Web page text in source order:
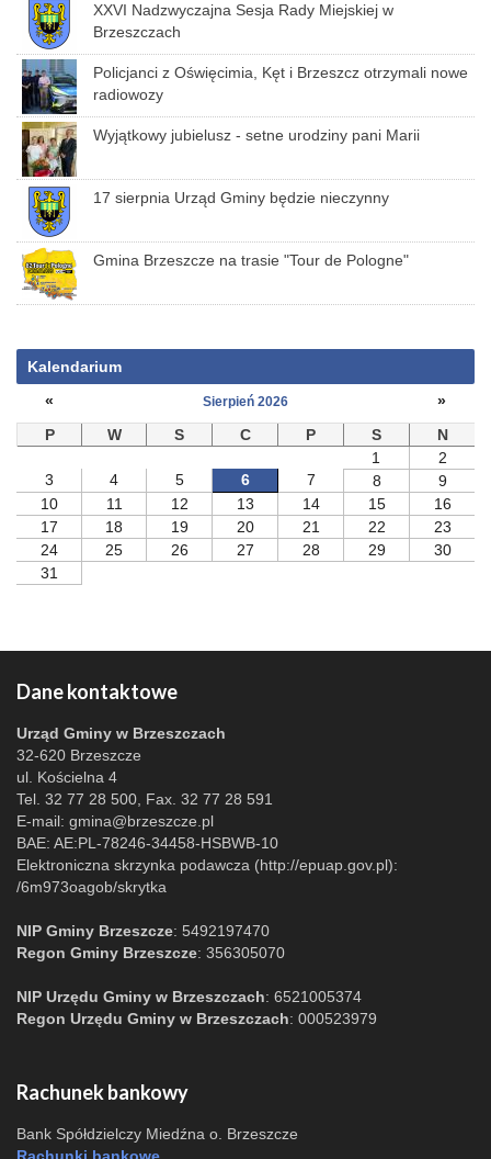
XXVI Nadzwyczajna Sesja Rady Miejskiej w
Brzeszczach
Policjanci z Oświęcimia, Kęt i Brzeszcz otrzymali nowe
radiowozy
Wyjątkowy jubielusz - setne urodziny pani Marii
17 sierpnia Urząd Gminy będzie nieczynny
Gmina Brzeszcze na trasie "Tour de Pologne"
Kalendarium
«
Sierpień 2026
»
P
W S C P S
N
1
2
3
4 5 6 7 8
9
10
11 12 13 14 15
16
17
18 19 20 21 22
23
24
25 26 27 28 29
30
31
Dane kontaktowe
Urząd Gminy w Brzeszczach
32-620 Brzeszcze
ul. Kościelna 4
Tel. 32 77 28 500, Fax. 32 77 28 591
E-mail: gmina@brzeszcze.pl
BAE: AE:PL-78246-34458-HSBWB-10
Elektroniczna skrzynka podawcza (http://epuap.gov.pl):
/6m973oagob/skrytka
NIP Gminy Brzeszcze: 5492197470
Regon Gminy Brzeszcze: 356305070
NIP Urzędu Gminy w Brzeszczach: 6521005374
Regon Urzędu Gminy w Brzeszczach: 000523979
Rachunek bankowy
Bank Spółdzielczy Miedźna o. Brzeszcze